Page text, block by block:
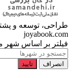
طراحی، توسعه و
joyabook.com
فیلتر بر اساس
انصراف تایید